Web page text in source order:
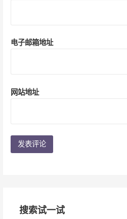
电子邮箱地址
网站地址
搜索试一试